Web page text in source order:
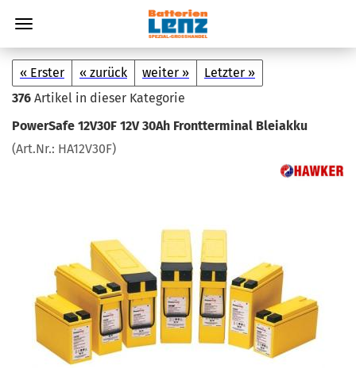
« Erster « zurück weiter »
Letzter »
376 Artikel in dieser Kategorie
Power­Safe 12V30F 12V 30Ah Front­ter­mi­nal Blei­ak­ku
(Art.Nr.: HA12V30F)